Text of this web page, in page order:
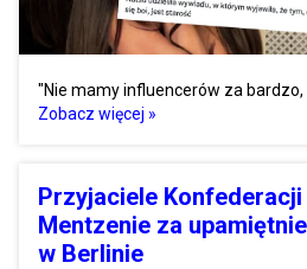
"Nie mamy influencerów za bardzo,
Zobacz więcej »
Przyjaciele
Mentzenie za
w Berlinie